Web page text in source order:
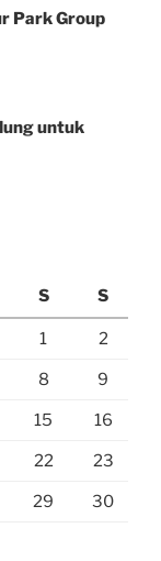
Park Group
untuk
S S
1 2
8 9
15 16
22 23
29 30